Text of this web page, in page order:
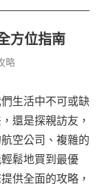
方位指南
略
生活中不可或缺
還是探親訪友，
空公司、複雜的
鬆地買到最優
供全面的攻略，